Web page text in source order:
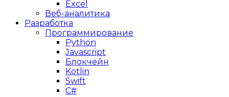
Excel
Веб-аналитика
Разработка
Программирование
Python
Javascript
Блокчейн
Kotlin
Swift
C#